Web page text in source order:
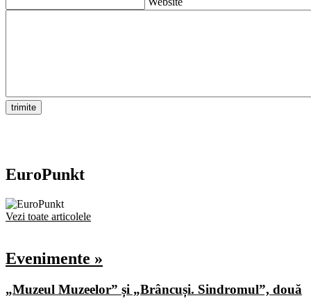
EuroPunkt
Vezi toate articolele
Evenimente »
„Muzeul Muzeelor” și „Brâncuși. Sindromul”, două